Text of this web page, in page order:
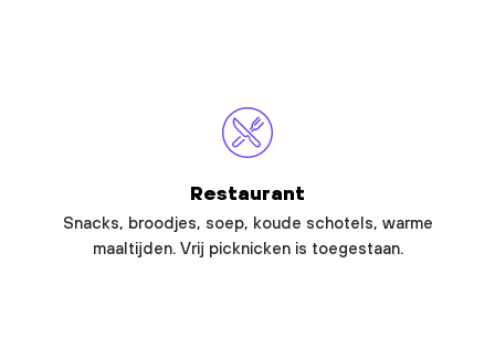
Restaurant
Snacks, broodjes, soep, koude schotels, warme
maaltijden. Vrij picknicken is toegestaan.